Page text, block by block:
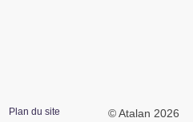
Plan du site © Atalan 2026